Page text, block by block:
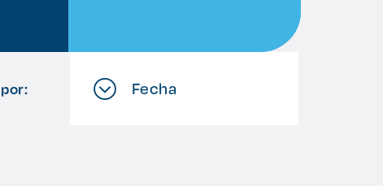
Fecha